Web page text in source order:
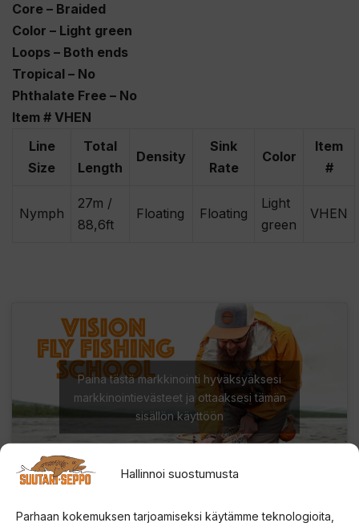
Hallinnoi suostumusta
Parhaan kokemuksen tarjoamiseksi käytämme teknologioita,
Core – Braided
Color – Light green
Loops – Both ends
Tropical – No
Phthalate Free – No
Item # VHEN
Line
Size
Total
Length
Density
Sink
Rate
Color
Item
#
Nymph
27m /
88,6ft
Floating Floating
Light
green
VHEN
Paina tästä markkinointi hyväksyäksesi
markkinointievästeet ja ottaaksesi tämän
sisällön käyttöön